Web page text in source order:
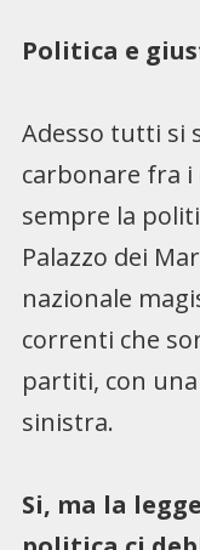
Politica e
Adesso tutti si
carbonare fra i
sempre la
Palazzo dei
nazionale
correnti che
partiti, con
sinistra.
Si, ma la